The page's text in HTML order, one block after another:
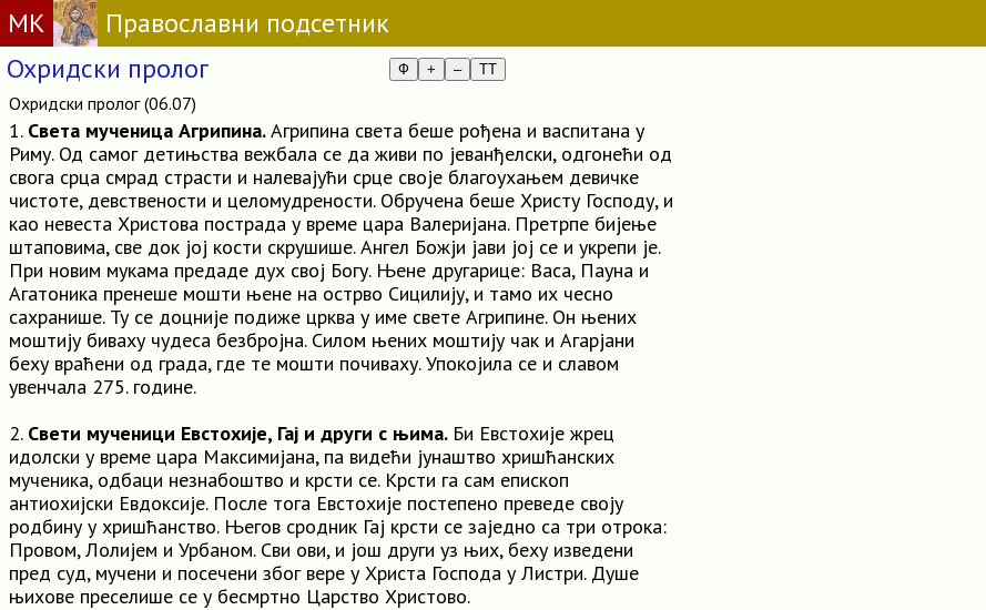
МК
Православни подсетник
Охридски пролог
Ф + – TT
Охридски пролог (06.07)
1. Света мученица Агрипина.Агрипина света беше рођена и васпитана у
Риму. Од самог детињства вежбала се да живи по јеванђелски, одгонећи од
свога срца смрад страсти и налевајући срце своје благоухањем девичке
чистоте, девствености и целомудрености. Обручена беше Христу Господу, и
као невеста Христова пострада у време цара Валеријана. Претрпе бијење
штаповима, све док јој кости скрушише. Ангел Божји јави јој се и укрепи је.
При новим мукама предаде дух свој Богу. Њене другарице: Васа, Пауна и
Агатоника пренеше мошти њене на острво Сицилију, и тамо их чесно
сахранише. Ту се доцније подиже црква у име свете Агрипине. Он њених
моштију биваху чудеса безбројна. Силом њених моштију чак и Агарјани
беху враћени од града, где те мошти почиваху. Упокојила се и славом
увенчала 275. године.
2. Свети мученици Евстохије, Гај и други с њима. Би Евстохије жрец
идолски у време цара Максимијана, па видећи јунаштво хришћанских
мученика, одбаци незнабоштво и крсти се. Крсти га сам епископ
антиохијски Евдоксије. После тога Евстохије постепено преведе своју
родбину у хришћанство. Његов сродник Гај крсти се заједно са три отрока:
Провом, Лолијем и Урбаном. Сви ови, и још други уз њих, беху изведени
пред суд, мучени и посечени због вере у Христа Господа у Листри. Душе
њихове преселише се у бесмртно Царство Христово.